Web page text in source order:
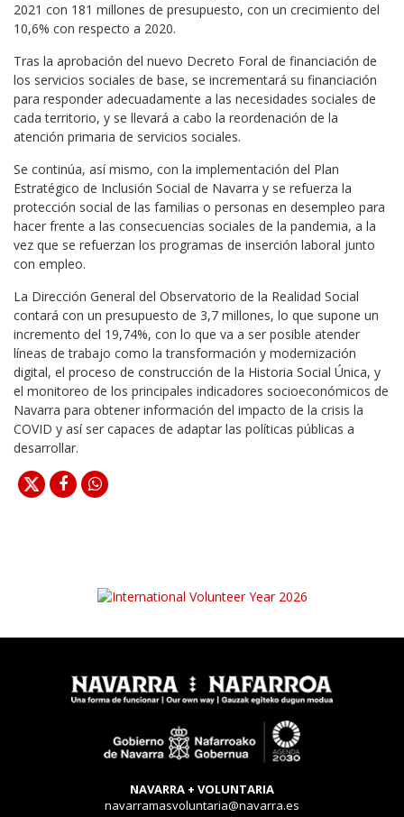
2021 con 181 millones de presupuesto, con un crecimiento del
10,6% con respecto a 2020.
Tras la aprobación del nuevo Decreto Foral de financiación de
los servicios sociales de base, se incrementará su financiación
para responder adecuadamente a las necesidades sociales de
cada territorio, y se llevará a cabo la reordenación de la
atención primaria de servicios sociales.
Se continúa, así mismo, con la implementación del Plan
Estratégico de Inclusión Social de Navarra y se refuerza la
protección social de las familias o personas en desempleo para
hacer frente a las consecuencias sociales de la pandemia, a la
vez que se refuerzan los programas de inserción laboral junto
con empleo.
La Dirección General del Observatorio de la Realidad Social
contará con un presupuesto de 3,7 millones, lo que supone un
incremento del 19,74%, con lo que va a ser posible atender
líneas de trabajo como la transformación y modernización
digital, el proceso de construcción de la Historia Social Única, y
el monitoreo de los principales indicadores socioeconómicos de
Navarra para obtener información del impacto de la crisis la
COVID y así ser capaces de adaptar las políticas públicas a
desarrollar.
NAVARRA + VOLUNTARIA
navarramasvoluntaria@navarra.es